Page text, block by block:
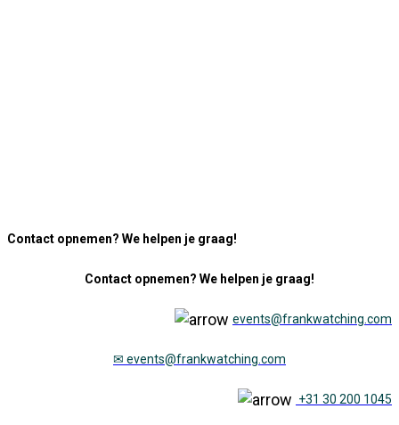
Contact opnemen? We helpen je graag!
Contact opnemen? We helpen je graag!
events@frankwatching.com
✉ events@frankwatching.com
+31 30 200 1045